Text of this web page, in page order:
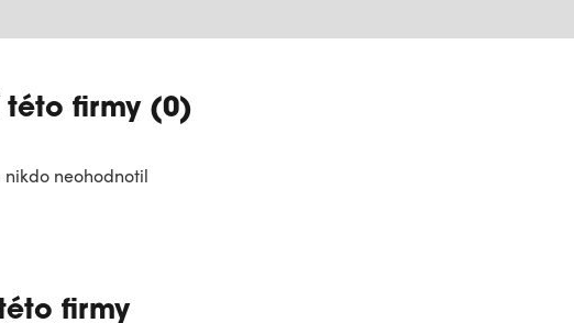
této firmy (0)
neohodnotil
firmy